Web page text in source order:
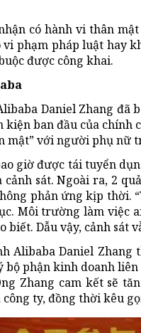
có hành vi thân
phạm pháp luật hay
được công khai.
Daniel Zhang
ban đầu của chính
mật” với người phụ nữ
giờ được tái tuyển
sát. Ngoài ra, 2
phản ứng kịp thời.
Môi trường làm việc
biết. Dẫu vậy, cảnh sát
Alibaba Daniel
bộ phận kinh doanh
Zhang cam kết sẽ
ty, đồng thời kêu